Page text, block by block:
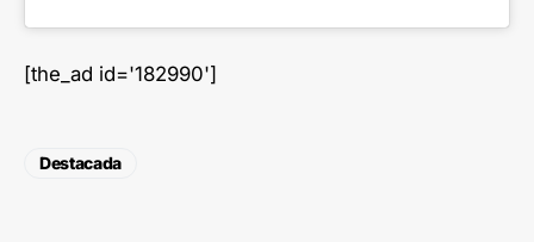
[the_ad id='182990']
Destacada